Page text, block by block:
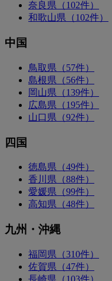
奈良県（102件）
和歌山県（102件）
中国
鳥取県（57件）
島根県（56件）
岡山県（139件）
広島県（195件）
山口県（92件）
四国
徳島県（49件）
香川県（88件）
愛媛県（99件）
高知県（48件）
九州・沖縄
福岡県（310件）
佐賀県（47件）
長崎県（103件）